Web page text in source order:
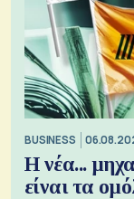
BUSINESS
Η νέα...
είναι τα